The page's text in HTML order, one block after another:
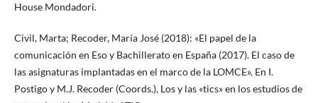
House Mondadori.
Civil, Marta; Recoder, María José (2018): «El papel de la
comunicación en Eso y Bachillerato en España (2017). El caso de
las asignaturas implantadas en el marco de la LOMCE». En I.
Postigo y M.J. Recoder (Coords.), Los y las «tics» en los estudios de